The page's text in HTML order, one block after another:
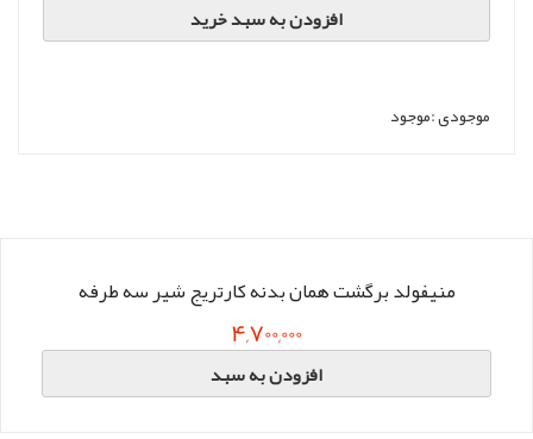
افزودن به سبد خرید
موجودی :موجود
منیفولد برگشت همان بدنه کارتریج شیر سه طرفه
4,700,000
افزودن به سبد